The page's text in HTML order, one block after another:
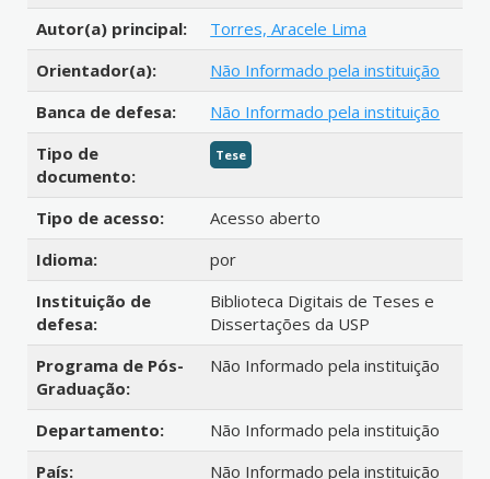
Autor(a) principal:
Torres, Aracele Lima
Orientador(a):
Não Informado pela instituição
Banca de defesa:
Não Informado pela instituição
Tipo de
documento:
Tese
Tipo de acesso:
Acesso aberto
Idioma:
por
Instituição de
defesa:
Biblioteca Digitais de Teses e
Dissertações da USP
Programa de Pós-
Graduação:
Não Informado pela instituição
Departamento:
Não Informado pela instituição
País:
Não Informado pela instituição